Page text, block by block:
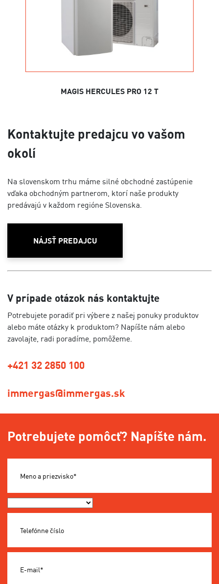
MAGIS HERCULES PRO 12 T
Kontaktujte predajcu vo vašom
okolí
Na slovenskom trhu máme silné obchodné zastúpenie
vďaka obchodným partnerom, ktorí naše produkty
predávajú v každom regióne Slovenska.
NÁJSŤ PREDAJCU
V prípade otázok nás kontaktujte
Potrebujete poradiť pri výbere z našej ponuky produktov
alebo máte otázky k produktom? Napíšte nám alebo
zavolajte, radi poradíme, pomôžeme.
+421 32 2850 100
immergas@immergas.sk
Potrebujete pomôcť? Napíšte nám.
Meno a priezvisko*
Okres*
Telefónne číslo
E-mail*